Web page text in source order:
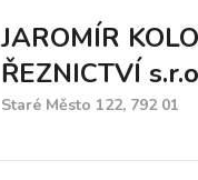
JAROMÍR
ŘEZNICTVÍ
Staré Město 122, 792 01